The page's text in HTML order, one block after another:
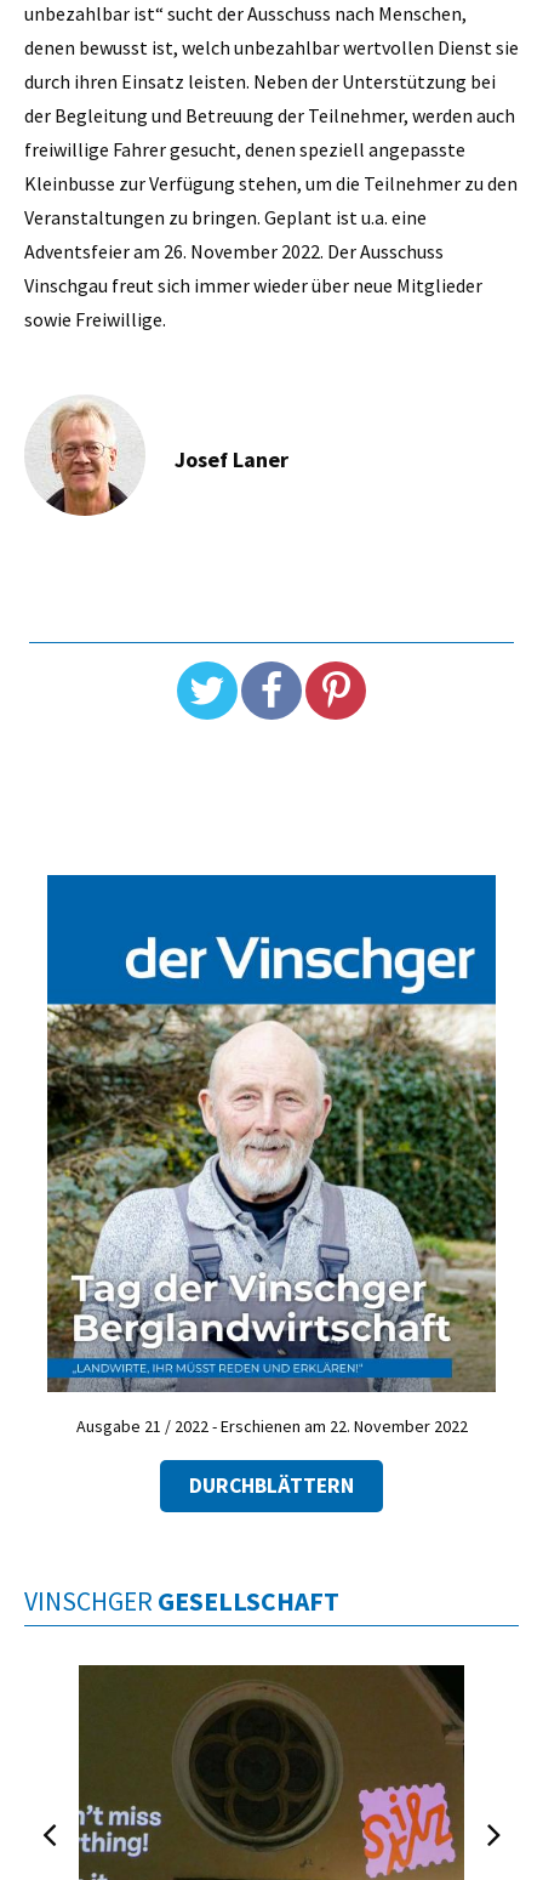
unbezahlbar ist“ sucht der Ausschuss nach Menschen,
denen bewusst ist, welch unbezahlbar wertvollen Dienst sie
durch ihren Einsatz leisten. Neben der Unterstützung bei
der Begleitung und Betreuung der Teilnehmer, werden auch
freiwillige Fahrer gesucht, denen speziell angepasste
Kleinbusse zur Verfügung stehen, um die Teilnehmer zu den
Veranstaltungen zu bringen. Geplant ist u.a. eine
Adventsfeier am 26. November 2022. Der Ausschuss
Vinschgau freut sich immer wieder über neue Mitglieder
sowie Freiwillige.
Josef Laner
Ausgabe 21 / 2022 - Erschienen am 22. November 2022
DURCHBLÄTTERN
VINSCHGER GESELLSCHAFT